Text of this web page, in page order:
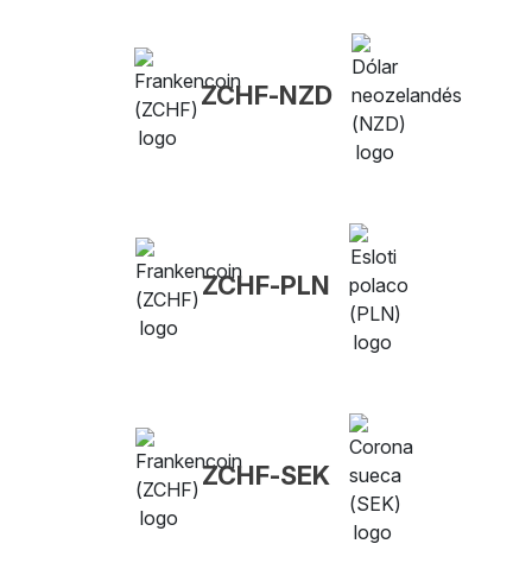
ZCHF-NZD
ZCHF-PLN
ZCHF-SEK